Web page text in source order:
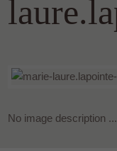
No image description ...